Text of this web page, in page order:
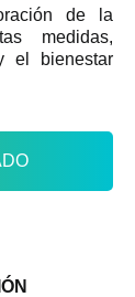
de la
medidas,
el bienestar